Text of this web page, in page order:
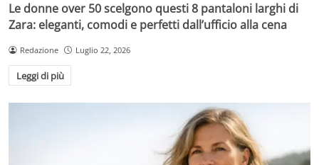
Le donne over 50 scelgono questi 8 pantaloni larghi di
Zara: eleganti, comodi e perfetti dall’ufficio alla cena
Redazione Luglio 22, 2026
Leggi di più